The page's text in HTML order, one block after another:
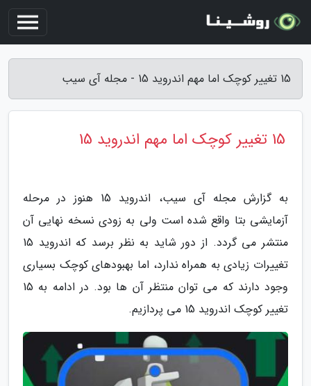
15 تغییر کوچک اما مهم اندروید 15 - مجله آی سیب
15 تغییر کوچک اما مهم اندروید 15
به گزارش مجله آی سیب، اندروید 15 هنوز در مرحله
آزمایشی بتا واقع شده است ولی به زودی نسخه نهایی آن
منتشر می گردد. از دور شاید به نظر برسد که اندروید 15
تغییرات زیادی به همراه ندارد، اما بهبودهای کوچک بسیاری
وجود دارند که می توان منتظر آن ها بود. در ادامه به 15
تغییر کوچک اندروید 15 می پردازیم.